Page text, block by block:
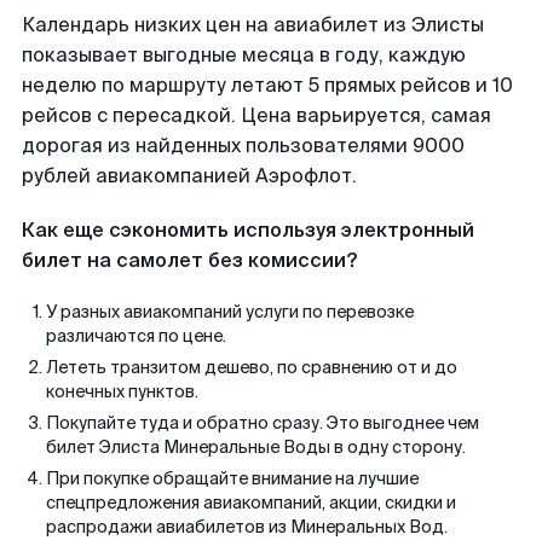
Календарь низких цен на авиабилет из Элисты
показывает выгодные месяца в году, каждую
неделю по маршруту летают 5 прямых рейсов и 10
рейсов с пересадкой. Цена варьируется, самая
дорогая из найденных пользователями 9000
рублей авиакомпанией Аэрофлот.
Как еще сэкономить используя электронный
билет на самолет без комиссии?
У разных авиакомпаний услуги по перевозке
различаются по цене.
Лететь транзитом дешево, по сравнению от и до
конечных пунктов.
Покупайте туда и обратно сразу. Это выгоднее чем
билет Элиста Минеральные Воды в одну сторону.
При покупке обращайте внимание на лучшие
спецпредложения авиакомпаний, акции, скидки и
распродажи авиабилетов из Минеральных Вод.